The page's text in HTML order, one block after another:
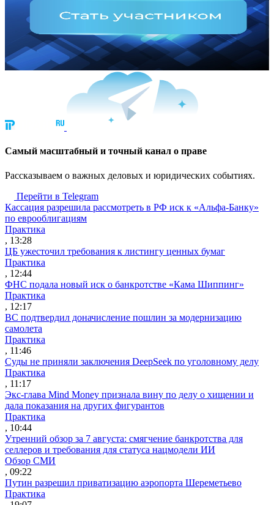
Cамый масштабный и точный канал о праве
Рассказываем о важных деловых и юридических событиях.
Перейти в Telegram
Кассация разрешила рассмотреть в РФ иск к «Альфа-Банку»
по еврооблигациям
Практика
, 13:28
ЦБ ужесточил требования к листингу ценных бумаг
Практика
, 12:44
ФНС подала новый иск о банкротстве «Кама Шиппинг»
Практика
, 12:17
ВС подтвердил доначисление пошлин за модернизацию
самолета
Практика
, 11:46
Суды не приняли заключения DeepSeek по уголовному делу
Практика
, 11:17
Экс-глава Mind Money признала вину по делу о хищении и
дала показания на других фигурантов
Практика
, 10:44
Утренний обзор за 7 августа: смягчение банкротства для
селлеров и требования для статуса нацмодели ИИ
Обзор СМИ
, 09:22
Путин разрешил приватизацию аэропорта Шереметьево
Практика